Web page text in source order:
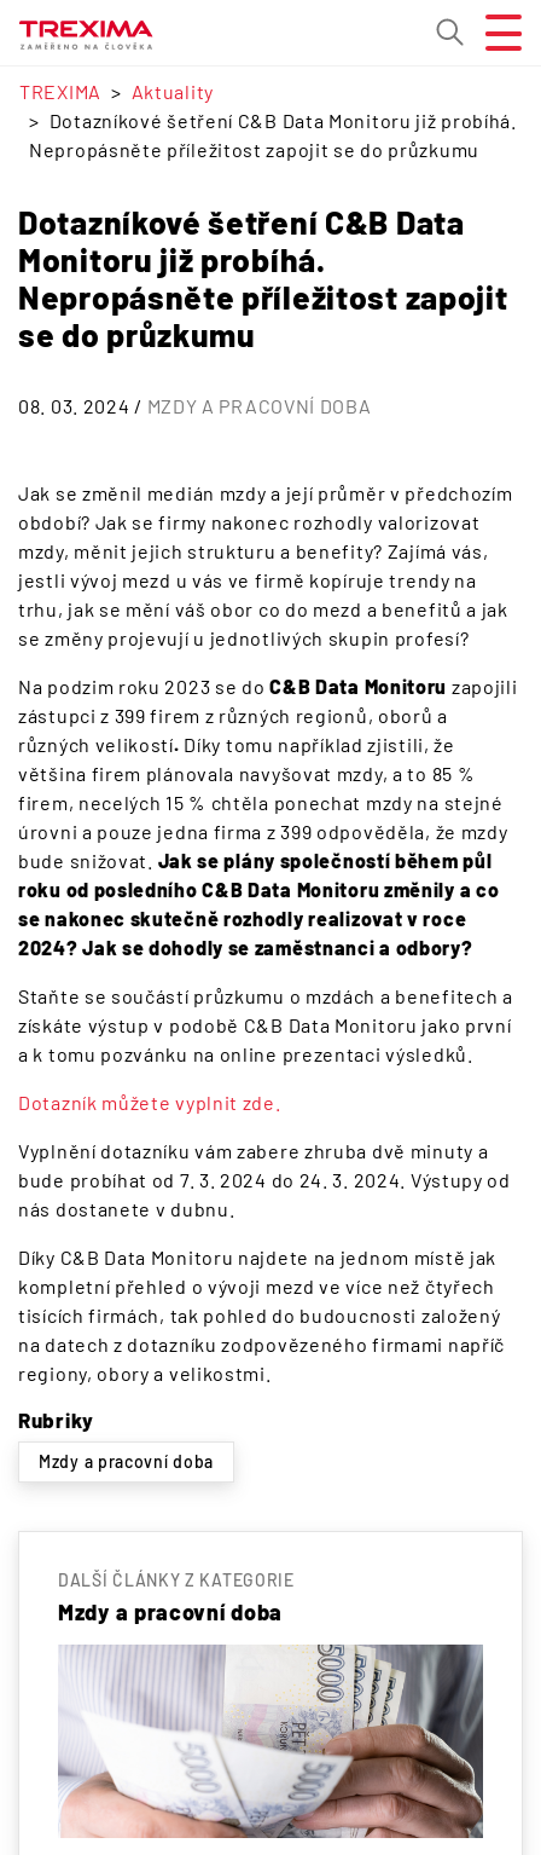
TREXIMA
Aktuality
Dotazníkové šetření C&B Data Monitoru již probíhá.
Nepropásněte příležitost zapojit se do průzkumu
Dotazníkové šetření C&B Data
Monitoru již probíhá.
Nepropásněte příležitost zapojit
se do průzkumu
08. 03. 2024 / MZDY A PRACOVNÍ DOBA
Jak se změnil medián mzdy a její průměr v předchozím
období? Jak se firmy nakonec rozhodly valorizovat
mzdy, měnit jejich strukturu a benefity? Zajímá vás,
jestli vývoj mezd u vás ve firmě kopíruje trendy na
trhu, jak se mění váš obor co do mezd a benefitů a jak
se změny projevují u jednotlivých skupin profesí?
Na podzim roku 2023 se doC&B Data Monitoru zapojili
zástupci z 399 firem z různých regionů, oborů a
různých velikostí. Díky tomu například zjistili, že
většina firem plánovala navyšovat mzdy, a to 85 %
firem, necelých 15 % chtěla ponechat mzdy na stejné
úrovni a pouze jedna firma z 399 odpověděla, že mzdy
bude snižovat. Jak se plány společností během půl
roku od posledního C&B Data Monitoru změnily a co
se nakonec skutečně rozhodly realizovat v roce
2024? Jak se dohodly se zaměstnanci a odbory?
Staňte se součástí průzkumu o mzdách a benefitech a
získáte výstup v podobě C&B Data Monitoru jako první
a k tomu pozvánku na online prezentaci výsledků.
Dotazník můžete vyplnit zde.
Vyplnění dotazníku vám zabere zhruba dvě minuty a
bude probíhat od 7. 3. 2024 do 24. 3. 2024. Výstupy od
nás dostanete v dubnu.
Díky C&B Data Monitoru najdete na jednom místě jak
kompletní přehled o vývoji mezd ve více než čtyřech
tisících firmách, tak pohled do budoucnosti založený
na datech z dotazníku zodpovězeného firmami napříč
regiony, obory a velikostmi.
Rubriky
Mzdy a pracovní doba
DALŠÍ ČLÁNKY Z KATEGORIE
Mzdy a pracovní doba